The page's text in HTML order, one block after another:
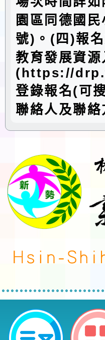
園區同德國
號)。(四)報
教育發展資源
(https://
登錄報名(可
聯絡人及聯
本市辦理113
國小初任教師